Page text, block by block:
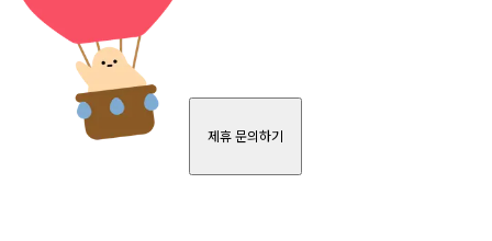
제휴 문의하기